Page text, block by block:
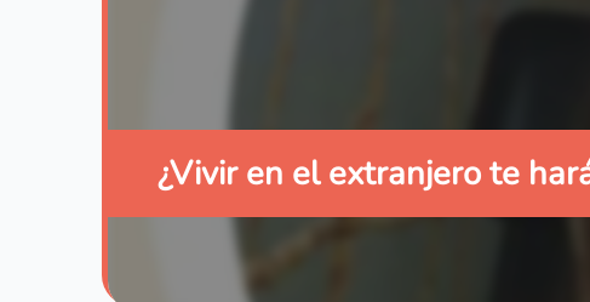
¿Vivir en el extranjero te